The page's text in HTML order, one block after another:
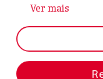
...
Ver mais